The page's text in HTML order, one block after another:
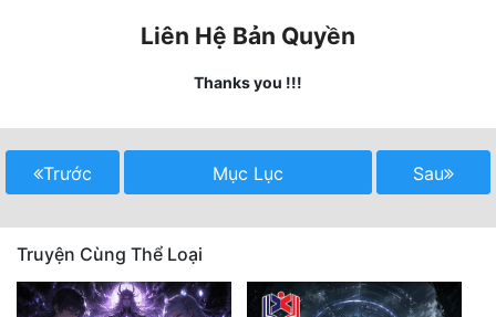
Phương Tây
Phản Phái
Quân Sự
Liên Hệ Bản Quyền
Thanks you !!!
Trước Mục Lục Sau
Truyện Cùng Thể Loại